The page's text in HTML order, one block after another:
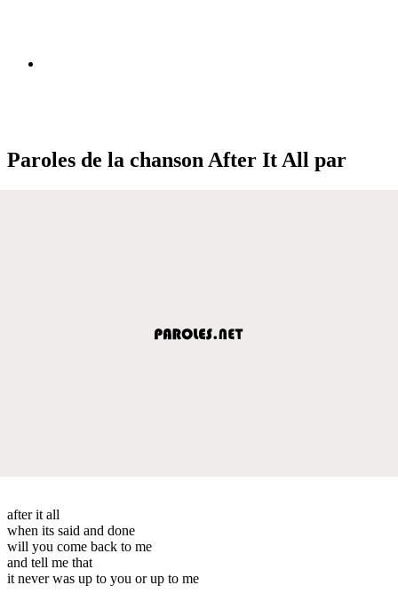
Paroles de la chanson After It All par
after it all
when its said and done
will you come back to me
and tell me that
it never was up to you or up to me